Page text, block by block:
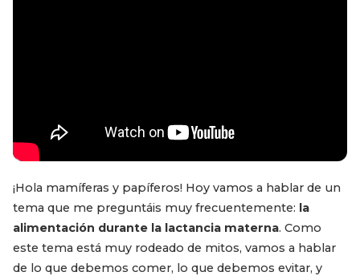
¡Hola mamíferas y papíferos! Hoy vamos a hablar de un
tema que me preguntáis muy frecuentemente: la
alimentación durante la lactancia materna. Como
este tema está muy rodeado de mitos, vamos a hablar
de lo que debemos comer, lo que debemos evitar, y